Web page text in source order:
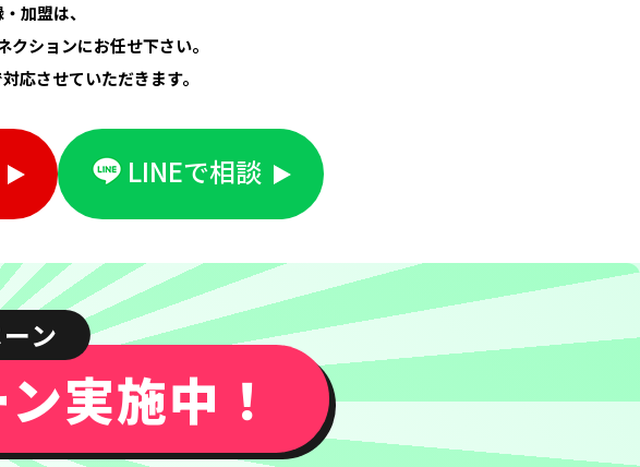
加盟は、
ションにお任せ下さい。
応させていただきます。
LINEで相談
ン
実施中！